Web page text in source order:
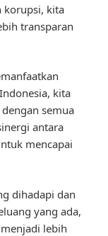
korupsi, kita
transparan
kita
semua
antara
mencapai
dihadapi dan
yang ada,
lebih